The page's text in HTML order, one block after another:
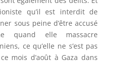
qu’il est interdit de
sous peine d’être accusé
quand elle massacre
ce qu’elle ne s’est pas
mois d’août à Gaza dans